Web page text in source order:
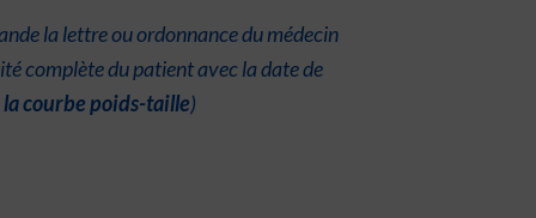
la lettre ou ordonnance du médecin
complète du patient avec la date de
la courbe poids-taille)